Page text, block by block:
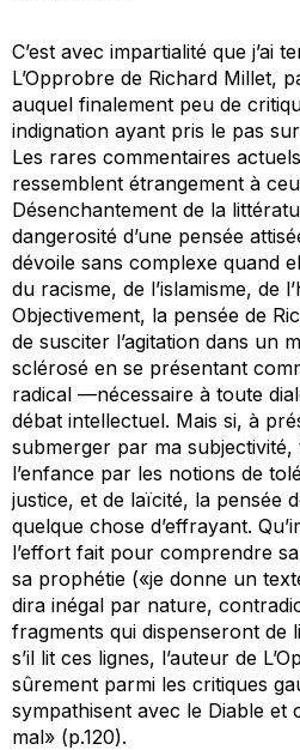
C’est avec impartialité que j’ai
L’Opprobre de Richard Millet,
auquel finalement peu de
indignation ayant pris le pas
Les rares commentaires
ressemblent étrangement à
Désenchantement de la
dangerosité d’une pensée
dévoile sans complexe quand
du racisme, de l’islamisme, de
Objectivement, la pensée de
de susciter l’agitation dans un
sclérosé en se présentant
radical —nécessaire à toute
débat intellectuel. Mais si, à
submerger par ma subjectivité,
l’enfance par les notions de
justice, et de laïcité, la pensée
quelque chose d’effrayant.
l’effort fait pour comprendre
sa prophétie («je donne un
dira inégal par nature,
fragments qui dispenseront de
s’il lit ces lignes, l’auteur de
sûrement parmi les critiques
sympathisent avec le Diable et
mal» (p.120).